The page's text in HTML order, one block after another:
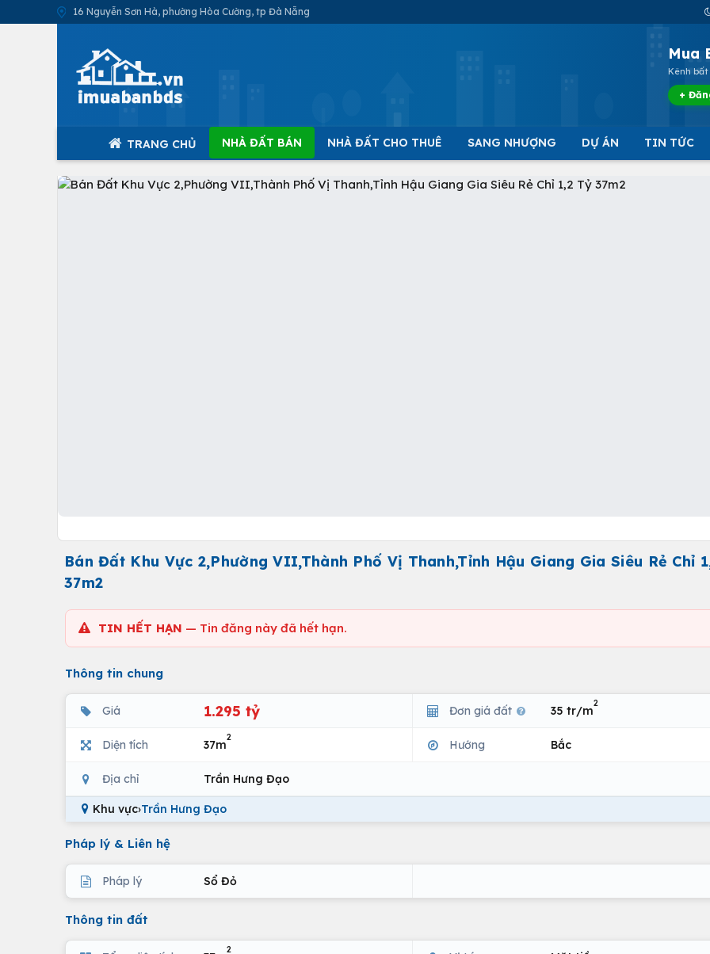
16 Nguyễn Sơn Hà, phường Hòa Cường, tp Đà Nẵng
Mua
Kênh bất
+
TRANG CHỦ NHÀ ĐẤT BÁN NHÀ ĐẤT CHO THUÊ SANG NHƯỢNG DỰ ÁN TIN TỨC
Bán Đất Khu Vực 2,Phường VII,Thành Phố Vị Thanh,Tỉnh Hậu Giang Gia Siêu Rẻ Chỉ
37m2
TIN HẾT HẠN — Tin đăng này đã hết hạn.
Thông tin chung
Giá 1.295 tỷ Đơn giá đất 35 tr/m
2
Diện tích 37m
2
Hướng Bắc
Địa chỉ Trần Hưng Đạo
Khu vực›Trần Hưng Đạo
Pháp lý & Liên hệ
Pháp lý Sổ Đỏ
Thông tin đất
2